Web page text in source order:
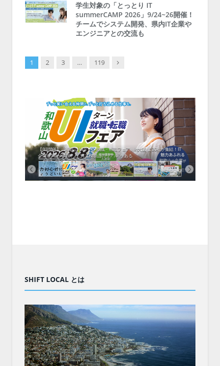
学生対象の「とっとり IT
summerCAMP 2026」9/24~26開催！
チームでシステム開発、県内IT企業や
エンジニアとの交流も
1 2 3 … 119 Next
【8/8開催】「和歌山 UIターン就職・転職フェア」in大阪 に30社が集結！IT
企業も5社が参加、ここに“和歌山のリアル”がある
SHIFT LOCAL とは